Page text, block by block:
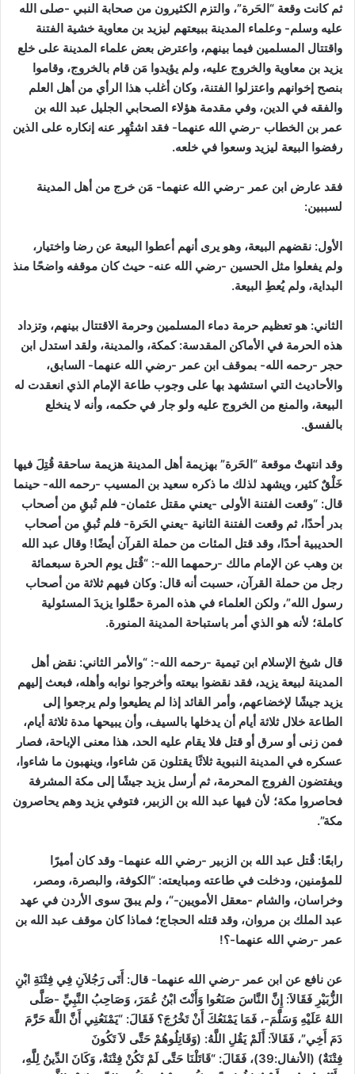
ثم كانت وقعة “الحَرة”، والتزم الكثيرون من صحابة النبي -صلى الله
عليه وسلم- وعلماء المدينة ببيعتهم ليزيد بن معاوية خشية الفتنة
واقتتال المسلمين فيما بينهم، واعترض بعض علماء المدينة على خلع
يزيد بن معاوية والخروج عليه، ولم يؤيدوا مَن قام بالخروج، وقاموا
بنصح إخوانهم واعتزلوا الفتنة، وكان أغلب هذا الرأي من أهل العلم
والفقه في الدين، وفي مقدمة هؤلاء الصحابي الجليل عبد الله بن
عمر بن الخطاب -رضي الله عنهما- فقد اشتُهِر عنه إنكاره على الذين
رفضوا البيعة ليزيد وسعوا في خلعه.
فقد عارض ابن عمر -رضي الله عنهما- مَن خرج من أهل المدينة
لسببين:
الأول: نقضهم البيعة، وهو يرى أنهم أعطوا البيعة عن رضا واختيار،
ولم يفعلوا مثل الحسين -رضي الله عنه- حيث كان موقفه واضحًا منذ
البداية، ولم يُعطِ البيعة.
الثاني: هو تعظيم حرمة دماء المسلمين وحرمة الاقتتال بينهم، وتزداد
هذه الحرمة في الأماكن المقدسة: كمكة، والمدينة، ولقد استدل ابن
حجر -رحمه الله- بموقف ابن عمر -رضي الله عنهما- السابق،
والأحاديث التي استشهد بها على وجوب طاعة الإمام الذي انعقدت له
البيعة، والمنع من الخروج عليه ولو جار في حكمه، وأنه لا ينخلع
بالفسق.
وقد انتهتْ موقعة “الحَرة” بهزيمة أهل المدينة هزيمة ساحقة قُتِلَ فيها
خَلْقٌ كثير، ويشهد لذلك ما ذكره سعيد بن المسيب -رحمه الله- حينما
قال: “وقعت الفتنة الأولى -يعني مقتل عثمان- فلم تُبقِ من أصحاب
بدر أحدًا، ثم وقعت الفتنة الثانية -يعني الحَرة- فلم تُبقِ من أصحاب
الحديبية أحدًا، وقد قتل المئات من حملة القرآن أيضًا! وقال عبد الله
بن وهب عن الإمام مالك -رحمهما الله-: “قٌتل يوم الحرة سبعمائة
رجل من حملة القرآن، حسبت أنه قال: وكان فيهم ثلاثة من أصحاب
رسول الله”، ولكن العلماء في هذه المرة حمَّلوا يزيدَ المسئولية
كاملة؛ لأنه هو الذي أمر باستباحة المدينة المنورة.
قال شيخ الإسلام ابن تيمية -رحمه الله-: “والأمر الثاني: نقض أهل
المدينة لبيعة يزيد، فقد نقضوا بيعته وأخرجوا نوابه وأهله، فبعث إليهم
يزيد جيشًا لإخضاعهم، وأمر القائد إذا لم يطيعوا ولم يرجعوا إلى
الطاعة خلال ثلاثة أيام أن يدخلها بالسيف، وأن يبيحها مدة ثلاثة أيام،
فمن زنى أو سرق أو قتل فلا يقام عليه الحد، هذا معنى الإباحة، فصار
عسكره في المدينة النبوية ثلاثًا يقتلون مَن شاءوا، وينهبون ما شاءوا،
ويفتضون الفروج المحرمة، ثم أرسل يزيد جيشًا إلى مكة المشرفة
فحاصروا مكة؛ لأن فيها عبد الله بن الزبير، فتوفي يزيد وهم يحاصرون
مكة”.
رابعًا: قٌتل عبد الله بن الزبير -رضي الله عنهما- وقد كان أميرًا
للمؤمنين، ودخلت في طاعته ومبايعته: “الكوفة، والبصرة، ومصر،
وخراسان، والشام -معقل الأمويين-“، ولم يبقَ سوى الأردن في عهد
عبد الملك بن مروان، وقد قتله الحجاج؛ فماذا كان موقف عبد الله بن
عمر -رضي الله عنهما-؟!
عن نافع عن ابن عمر -رضي الله عنهما- قال: أَتَى رَجُلاَنِ فِي فِتْنَةِ ابْنِ
الزُّبَيْرِ فَقَالاَ: إِنَّ النَّاسَ صَنَعُوا وَأَنْتَ ابْنُ عُمَرَ، وَصَاحِبُ النَّبِيِّ -صَلَّى
اللهُ عَلَيْهِ وَسَلَّمَ-، فَمَا يَمْنَعُكَ أَنْ تَخْرُجَ؟ فَقَالَ: “يَمْنَعُنِي أَنَّ اللَّهَ حَرَّمَ
دَمَ أَخِي”، فَقَالاَ: أَلَمْ يَقُلِ اللَّهُ: (وَقَاتِلُوهُمْ حَتَّى لاَ تَكُونَ
فِتْنَةٌ) (الأنفال:39)
، فَقَالَ: “قَاتَلْنَا حَتَّى لَمْ تَكُنْ فِتْنَةٌ، وَكَانَ الدِّينُ لِلَّهِ،